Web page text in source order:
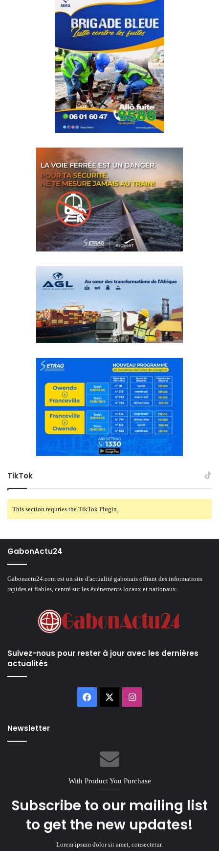
TikTok
This section requries the TikTok Plugin.
GabonActu24
Gabonactu24.com est un site d'actualité gabonais offrant des informations
rapides et fiables, centré sur les événements locaux et nationaux.
Suivez-nous pour rester à jour avec les dernières
actualités
Facebook Instagram
Newsletter
With Product You Purchase
Subscribe to our mailing list
to get the new updates!
Lorem ipsum dolor sit amet, consectetur.